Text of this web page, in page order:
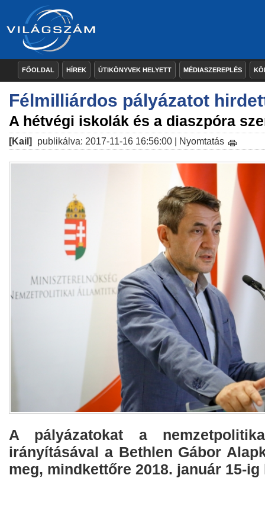
FŐOLDAL HÍREK ÚTIKÖNYVEK HELYETT MÉDIASZEREPLÉS
Félmilliárdos pályázatot
A hétvégi iskolák és a diaszpóra
[Kail] publikálva: 2017-11-16 16:56:00 | Nyomtatás
A pályázatokat a
irányításával a Bethlen Gábor
meg, mindkettőre 2018. január 15-